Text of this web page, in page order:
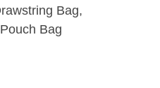
Bag,
Bag